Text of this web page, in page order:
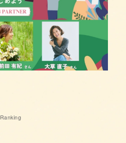
Ranking